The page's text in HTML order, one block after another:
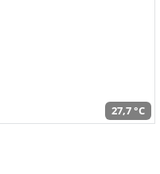
27,7 °C